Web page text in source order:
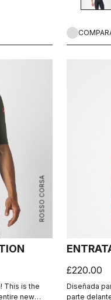
ROSSO CORSA
This is the
new
£220.00
Diseñada
parte